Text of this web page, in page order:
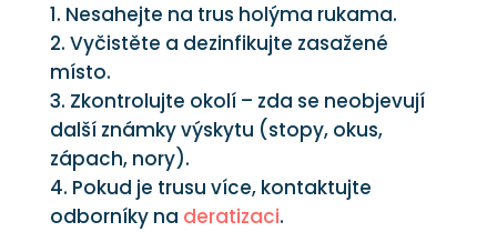
Nesahejte na trus holýma rukama.
Vyčistěte a dezinfikujte zasažené
místo.
Zkontrolujte okolí – zda se neobjevují
další známky výskytu (stopy, okus,
zápach, nory).
Pokud je trusu více, kontaktujte
odborníky na deratizaci.